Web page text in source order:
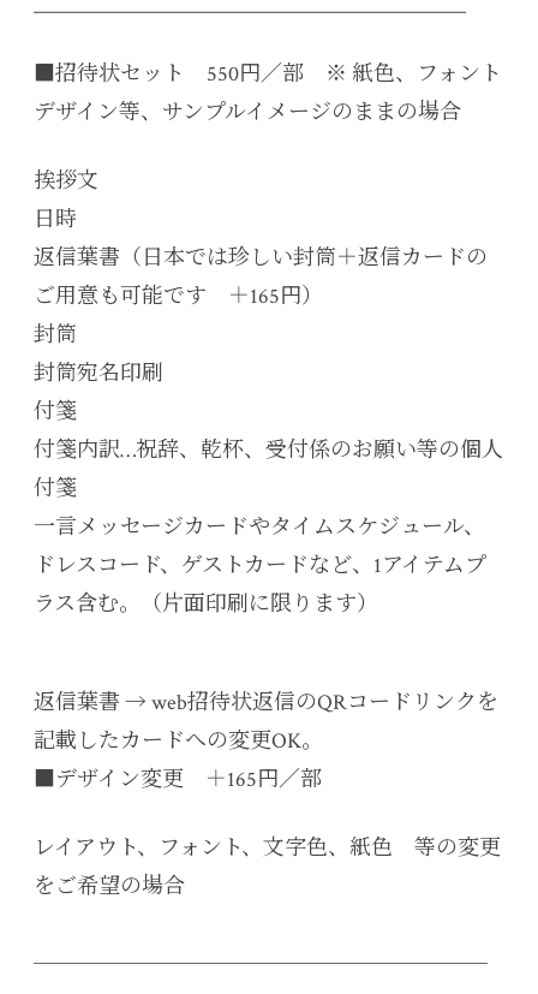
■招待状セット 550円／部 ※ 紙色、フォント
デザイン等、サンプルイメージのままの場合
挨拶文
日時
返信葉書（日本では珍しい封筒＋返信カードの
ご用意も可能です ＋165円）
封筒
封筒宛名印刷
付箋
付箋内訳…祝辞、乾杯、受付係のお願い等の個人
付箋
一言メッセージカードやタイムスケジュール、
ドレスコード、ゲストカードなど、1アイテムプ
ラス含む。（片面印刷に限ります）
返信葉書 → web招待状返信のQRコードリンクを
記載したカードへの変更OK。
■デザイン変更 ＋165円／部
レイアウト、フォント、文字色、紙色 等の変更
をご希望の場合